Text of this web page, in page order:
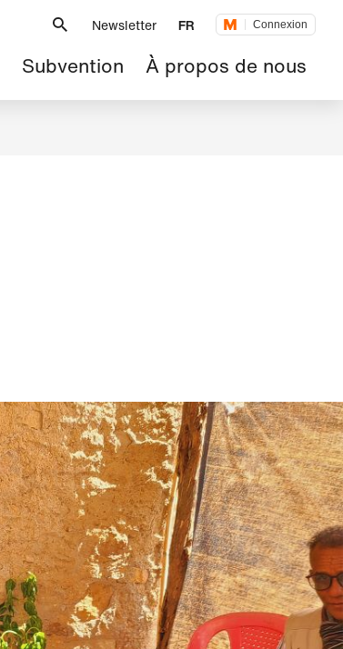
Newsletter FR Connexion
Subvention À propos de nous